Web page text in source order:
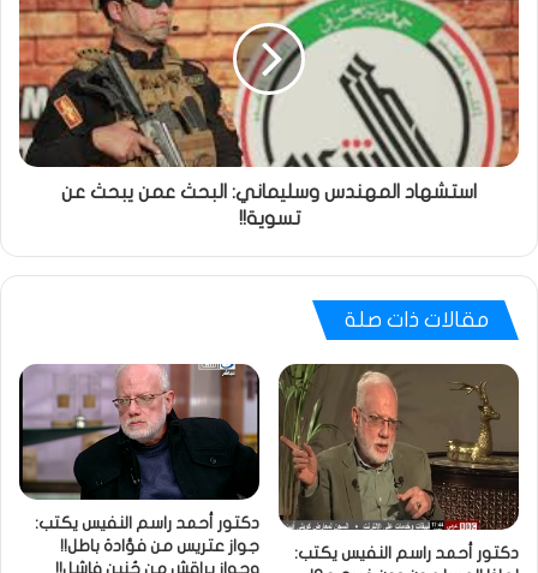
استشهاد المهندس وسليماني: البحث عمن يبحث عن
تسوية!!
مقالات ذات صلة
دكتور أحمد راسم النفيس يكتب:
دكتور أحمد راسم النفيس يكتب:
جواز عتريس من فؤادة باطل!!
وجواز براقش من حُنين فاشل!!